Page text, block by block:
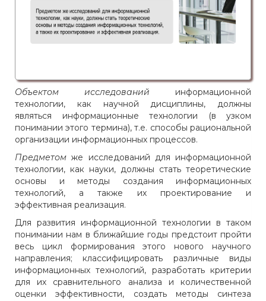
Объектом исследований
информационной
технологии, как научной дисциплины, должны
являться информационные технологии (в узком
понимании этого термина), т.е. способы рациональной
организации информационных процессов.
Предметом же исследований для информационной
технологии, как науки, должны стать теоретические
основы и методы создания информационных
технологий, а также их проектирование и
эффективная реализация.
Для развития информационной технологии в таком
понимании нам в ближайшие годы предстоит пройти
весь цикл формирования этого нового научного
направления; классифицировать различные виды
информационных технологий, разработать критерии
для их сравнительного анализа и количественной
оценки эффективности, создать методы синтеза